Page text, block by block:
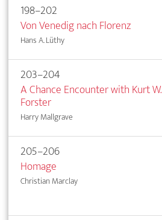
198–202
Von Venedig nach Florenz
Hans A. Lüthy
203–204
A Chance Encounter with Kurt W.
Forster
Harry Mallgrave
205–206
Homage
Christian Marclay